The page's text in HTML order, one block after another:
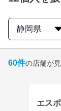
製品情
取扱店
静岡県
60件の店舗が
エス